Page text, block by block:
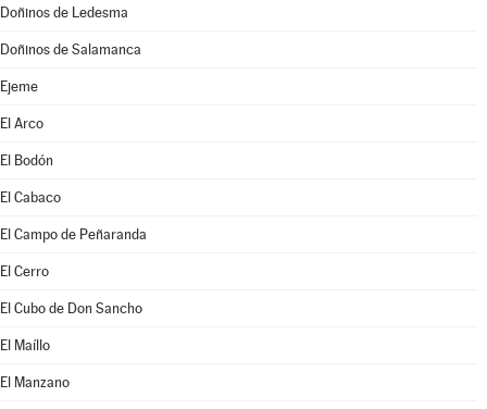
Doñinos de Ledesma
Doñinos de Salamanca
Ejeme
El Arco
El Bodón
El Cabaco
El Campo de Peñaranda
El Cerro
El Cubo de Don Sancho
El Maíllo
El Manzano